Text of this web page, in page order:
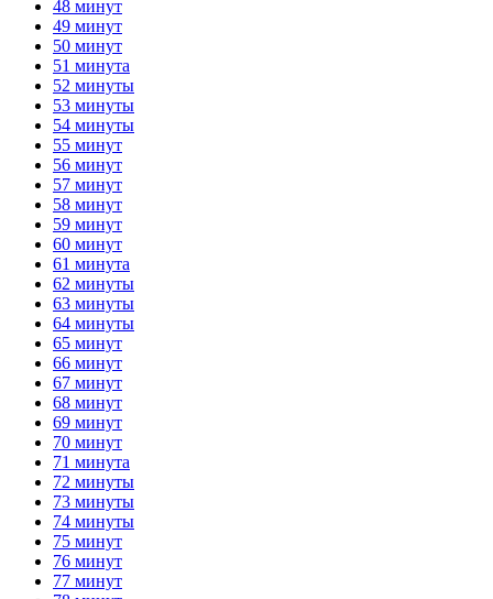
48 минут
49 минут
50 минут
51 минута
52 минуты
53 минуты
54 минуты
55 минут
56 минут
57 минут
58 минут
59 минут
60 минут
61 минута
62 минуты
63 минуты
64 минуты
65 минут
66 минут
67 минут
68 минут
69 минут
70 минут
71 минута
72 минуты
73 минуты
74 минуты
75 минут
76 минут
77 минут